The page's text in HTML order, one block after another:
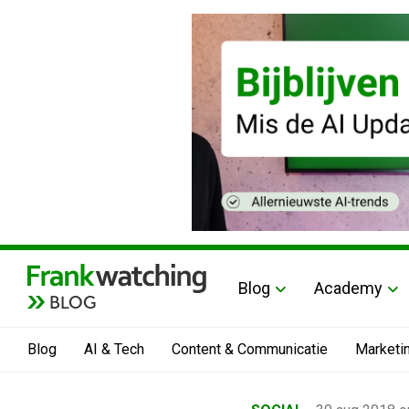
BLOG
Blog Academy
Blog AI & Tech Content & Communicatie